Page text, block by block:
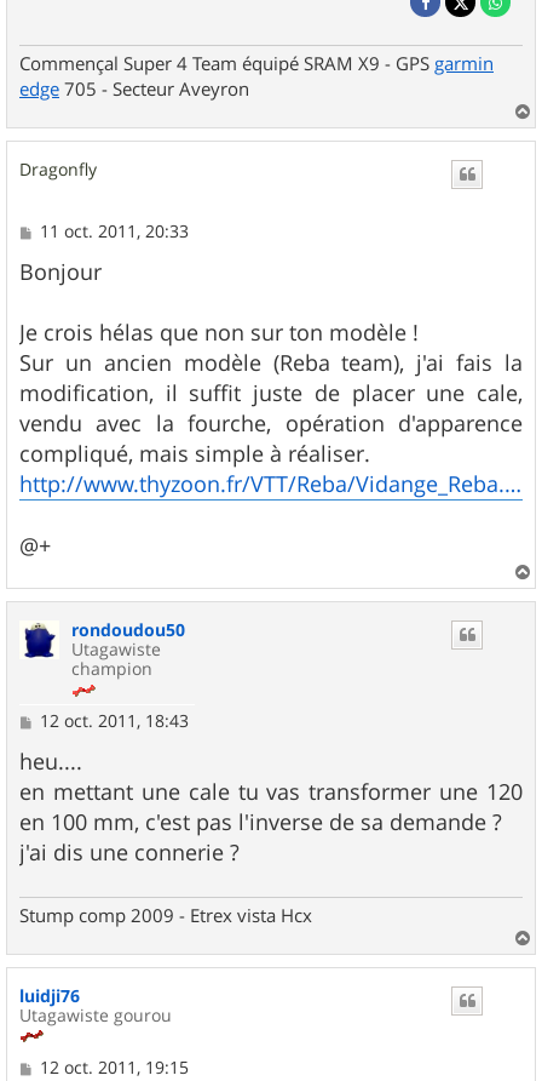
Commençal Super 4 Team équipé SRAM X9 - GPS garmin
edge 705 - Secteur Aveyron
a
u
Dragonfly
M
s
s
g
e
11 oct. 2011, 20:33
Bonjour
Je crois hélas que non sur ton modèle !
Sur un ancien modèle (Reba team), j'ai fais la
modification, il suffit juste de placer une cale,
vendu avec la fourche, opération d'apparence
compliqué, mais simple à réaliser.
http://www.thyzoon.fr/VTT/Reba/Vidange_Reba.php
@+
a
rondoudou50
Utagawiste
champion
M
s
s
a
g
e
12 oct. 2011, 18:43
heu....
en mettant une cale tu vas transformer une 120
en 100 mm, c'est pas l'inverse de sa demande ?
j'ai dis une connerie ?
Stump comp 2009 - Etrex vista Hcx
a
u
luidji76
Utagawiste gourou
M12 oct. 2011, 19:15